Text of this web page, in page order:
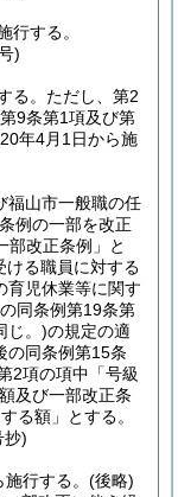
行する。
)
る。 ただし、第2
9条第1項及び第
年4月1日から施
福山市一般職の任
例の一部を改正
部改正条例」と
ける職員に対する
育児休業等に関す
同条例第19条第
じ。)の規定の適
の同条例第15条
2項の項中「号級
及び一部改正条
る額」とする。
抄)
行する。 (後略)